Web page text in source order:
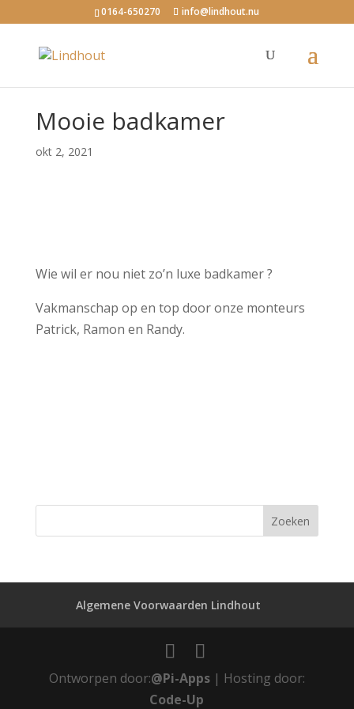
0164-650270 info@lindhout.nu
Mooie badkamer
okt 2, 2021
Wie wil er nou niet zo’n luxe badkamer ?
Vakmanschap op en top door onze monteurs
Patrick, Ramon en Randy.
Algemene Voorwaarden Lindhout
Ontworpen door:@Pi-Apps| Hosting door:
Code-Up